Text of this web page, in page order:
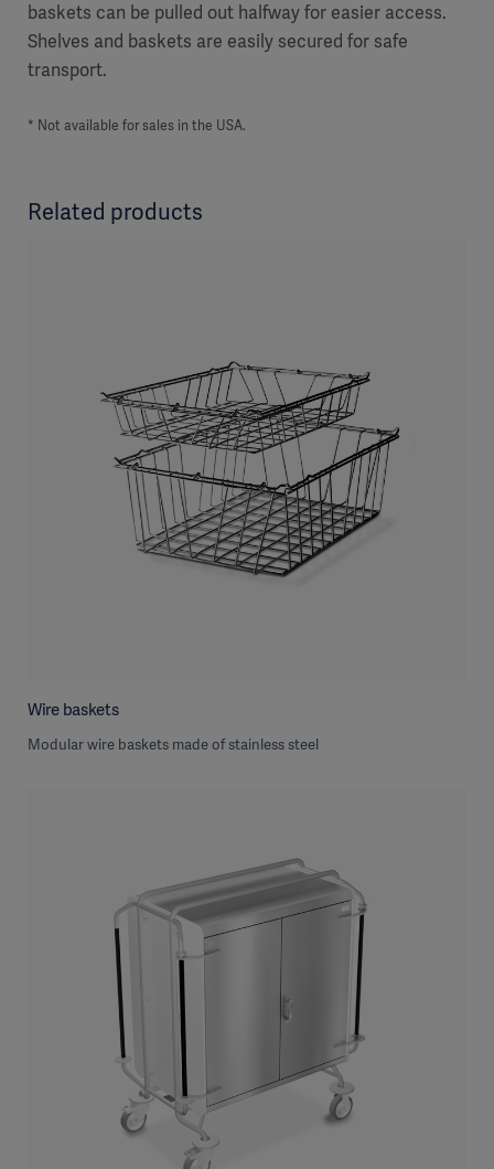
baskets can be pulled out halfway for easier access.
Shelves and baskets are easily secured for safe
transport.
* Not available for sales in the USA.
Related products
Wire baskets
Modular wire baskets made of stainless steel